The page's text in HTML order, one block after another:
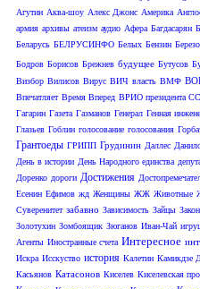
Агутин Аква-шоу Алекс Джонс Америка
армия архивы атеизм аудио Афера Багдасарян
Беларусь БЕЛРУСИНФО Белых Бензин
Бодров Борисов Брежнев будущее Бутусов
Визбор Вилисов Вирус ВИЧ власть ВМФ
Впечатляет Время Вперед ВРИО президента
Гагарин Газета Газманов Генерал Генная
Глазьев Гоблин голосование голосования
Грантоеды ГРИПП Грудинин Даллес
День в истории День Народного единства
Доренко дороги Достижения
Есенин Ефимов жд Женщины ЖЖ Животные
Суверенитет забавно Зависимость Зайцы
Золотухин Зомбоящик Зюганов Иван-Чай
Агенты Иностранные счета Интересное
Искра Исскуство история Калетин Камикдзе
Касьянов Катасонов Киселев Киселевская